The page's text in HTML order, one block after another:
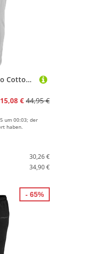
Hummel Damen Hmlgo Cotton Pant Woman Hose, Grey Melange, XL EU
15,08 € 44,95 €
um 00:03; der
haben.
30,26 €
34,90 €
- 65%